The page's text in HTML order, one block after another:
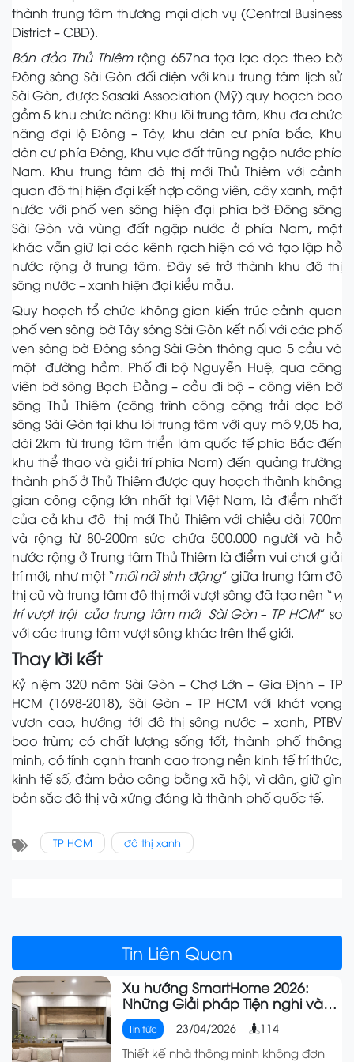
thành trung tâm thương mại dịch vụ (Central Business
District – CBD).
Bán đảo Thủ Thiêmrộng 657ha tọa lạc dọc theo bờ
Đông sông Sài Gòn đối diện với khu trung tâm lịch sử
Sài Gòn, được Sasaki Association (Mỹ) quy hoạch bao
gồm 5 khu chức năng: Khu lõi trung tâm, Khu đa chức
năng đại lộ Đông – Tây, khu dân cư phía bắc, Khu
dân cư phía Đông, Khu vực đất trũng ngập nước phía
Nam. Khu trung tâm đô thị mới Thủ Thiêm với cảnh
quan đô thị hiện đại kết hợp công viên, cây xanh, mặt
nước với phố ven sông hiện đại phía bờ Đông sông
Sài Gòn và vùng đất ngập nước ở phía Nam, mặt
khác vẫn giữ lại các kênh rạch hiện có và tạo lập hồ
nước rộng ở trung tâm. Đây sẽ trở thành khu đô thị
sông nước – xanh hiện đại kiểu mẫu.
Quy hoạch tổ chức không gian kiến trúc cảnh quan
phố ven sông bờ Tây sông Sài Gòn kết nối với các phố
ven sông bờ Đông sông Sài Gòn thông qua 5 cầu và
một đường hầm. Phố đi bộ Nguyễn Huệ, qua công
viên bờ sông Bạch Đằng – cầu đi bộ – công viên bờ
sông Thủ Thiêm (công trình công cộng trải dọc bờ
sông Sài Gòn tại khu lõi trung tâm với quy mô 9,05 ha,
dài 2km từ trung tâm triển lãm quốc tế phía Bắc đến
khu thể thao và giải trí phía Nam) đến quảng trường
thành phố ở Thủ Thiêm được quy hoạch thành không
gian công cộng lớn nhất tại Việt Nam, là điểm nhất
của cả khu đô thị mới Thủ Thiêm với chiều dài 700m
và rộng từ 80-200m sức chứa 500.000 người và hồ
nước rộng ở Trung tâm Thủ Thiêm là điểm vui chơi giải
trí mới, như một “mối nối sinh động” giữa trung tâm đô
thị cũ và trung tâm đô thị mới vượt sông đã tạo nên “vị
trí vượt trội của trung tâm mới Sài Gòn – TP HCM” so
với các trung tâm vượt sông khác trên thế giới.
Thay lời kết
Kỷ niệm 320 năm Sài Gòn – Chợ Lớn – Gia Định – TP
HCM (1698-2018), Sài Gòn – TP HCM với khát vọng
vươn cao, hướng tới đô thị sông nước – xanh, PTBV
bao trùm; có chất lượng sống tốt, thành phố thông
minh, có tính cạnh tranh cao trong nền kinh tế trí thức,
kinh tế số, đảm bảo công bằng xã hội, vì dân, giữ gìn
bản sắc đô thị và xứng đáng là thành phố quốc tế.
TP HCM đô thị xanh
Tin Liên Quan
Xu hướng SmartHome 2026:
Những Giải pháp Tiện nghi và
Dễ triển khai cho Gia đình Việt
Tin tức 23/04/2026 114
Thiết kế nhà thông minh không đơn